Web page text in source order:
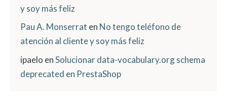
y soy más feliz
Pau A. Monserrat en No tengo teléfono de
atención al cliente y soy más feliz
ipaelo enSolucionar data-vocabulary.org schema
deprecated en PrestaShop